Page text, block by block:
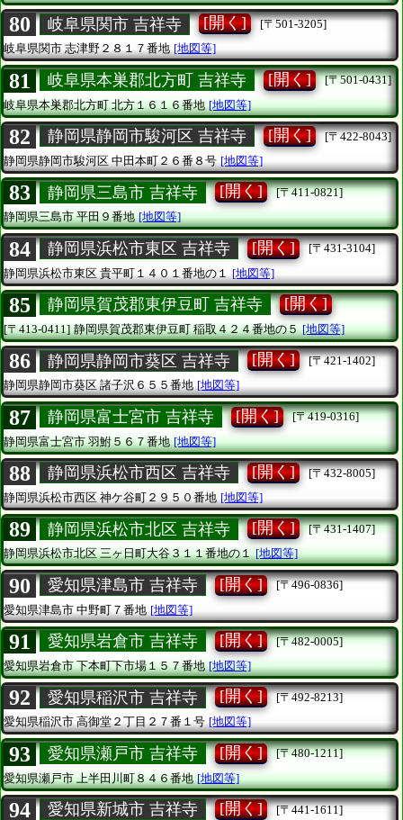
80 岐阜県関市 吉祥寺 [開く]
[〒501-3205]
岐阜県関市志津野２８１７番地 [地図等]
81 岐阜県本巣郡北方町 吉祥寺 [開く]
[〒501-0431]
岐阜県本巣郡北方町北方１６１６番地 [地図等]
82 静岡県静岡市駿河区 吉祥寺 [開く]
[〒422-8043]
静岡県静岡市駿河区 中田本町２６番８号 [地図等]
83 静岡県三島市 吉祥寺 [開く]
[〒411-0821]
静岡県三島市平田９番地 [地図等]
84 静岡県浜松市東区 吉祥寺 [開く]
[〒431-3104]
静岡県浜松市東区 貴平町１４０１番地の１ [地図等]
85 静岡県賀茂郡東伊豆町 吉祥寺 [開く]
[〒413-0411] 静岡県賀茂郡東伊豆町稲取４２４番地の５ [地図等]
86 静岡県静岡市葵区 吉祥寺 [開く]
[〒421-1402]
静岡県静岡市葵区諸子沢６５５番地 [地図等]
87 静岡県富士宮市 吉祥寺 [開く]
[〒419-0316]
静岡県富士宮市羽鮒５６７番地 [地図等]
88 静岡県浜松市西区 吉祥寺 [開く]
[〒432-8005]
静岡県浜松市西区 神ケ谷町２９５０番地 [地図等]
89 静岡県浜松市北区 吉祥寺 [開く]
[〒431-1407]
静岡県浜松市北区三ヶ日町大谷３１１番地の１ [地図等]
90 愛知県津島市 吉祥寺 [開く]
[〒496-0836]
愛知県津島市 中野町７番地 [地図等]
91 愛知県岩倉市 吉祥寺 [開く]
[〒482-0005]
愛知県岩倉市下本町下市場１５７番地 [地図等]
92 愛知県稲沢市 吉祥寺 [開く]
[〒492-8213]
愛知県稲沢市高御堂２丁目２７番１号 [地図等]
93 愛知県瀬戸市 吉祥寺 [開く]
[〒480-1211]
愛知県瀬戸市上半田川町８４６番地 [地図等]
94 愛知県新城市 吉祥寺 [開く] [〒441-1611]